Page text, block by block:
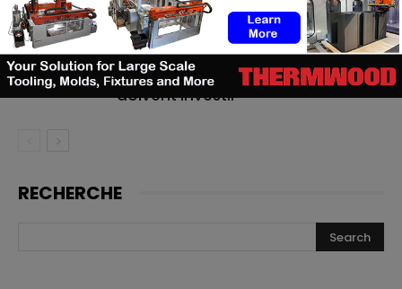
Le bon moment en FA : quand les
fabricants de machines doivent
lancer, et quand les utilisateurs
doivent investir
RECHERCHE